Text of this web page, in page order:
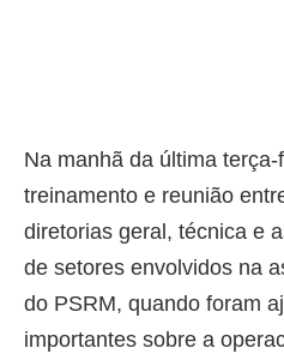
Na manhã da última
treinamento e reunião
diretorias geral, técnica e
de setores envolvidos na
do PSRM, quando foram
importantes sobre a